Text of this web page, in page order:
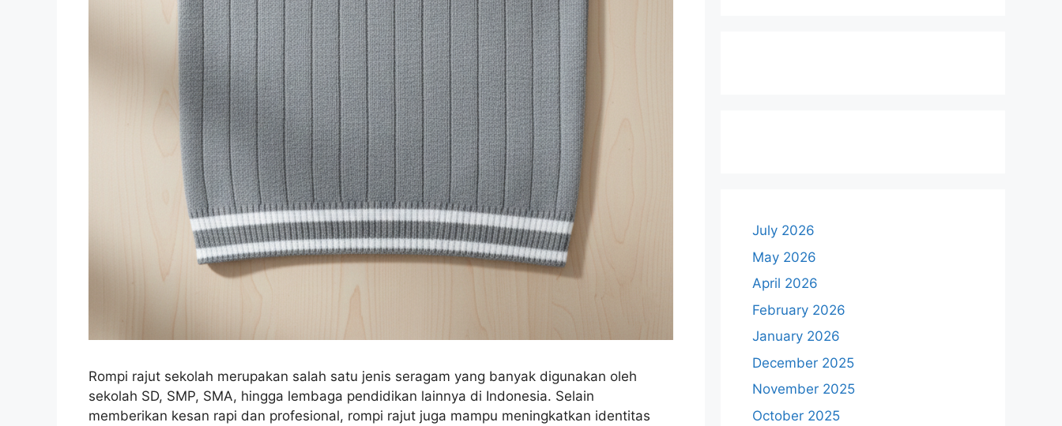
Rompi rajut sekolah merupakan salah satu jenis seragam yang banyak digunakan oleh
sekolah SD, SMP, SMA, hingga lembaga pendidikan lainnya di Indonesia. Selain
memberikan kesan rapi dan profesional, rompi rajut juga mampu meningkatkan identitas
July 2026
May 2026
April 2026
February 2026
January 2026
December 2025
November 2025
October 2025